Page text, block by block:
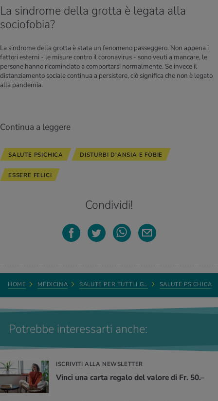
La sindrome della grotta è legata alla
sociofobia?
La sindrome della grotta è stata un fenomeno passeggero. Non appena i
fattori esterni - le misure contro il coronavirus - sono veuti a mancare, le
persone hanno ricominciato a comportarsi normalmente. Se invece il
distanziamento sociale continua a persistere, ciò significa che non è legato
alla pandemia.
Continua a leggere
SALUTE PSICHICA DISTURBI D'ANSIA E FOBIE
ESSERE FELICI
Condividi!
HOME MEDICINA SALUTE PER TUTTI I G… SALUTE PSICHICA
Potrebbe interessarti anche:
ISCRIVITI ALLA NEWSLETTER
Vinci una carta regalo del valore di Fr. 50.–